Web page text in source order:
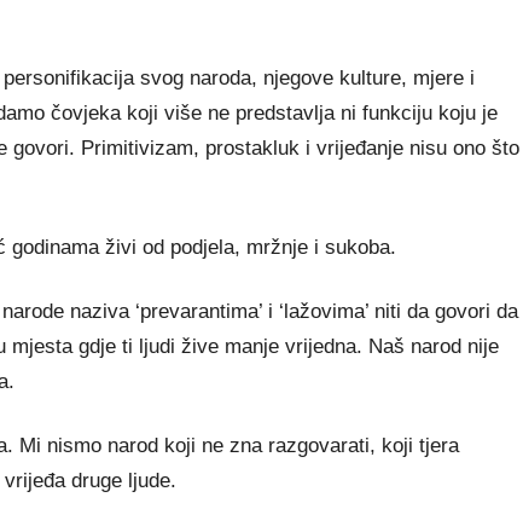
svog naroda, njegove kulture, mjere i
čovjeka koji više ne predstavlja ni funkciju koju je
govori. Primitivizam, prostakluk i vrijeđanje nisu ono što
godinama živi od podjela, mržnje i sukoba.
naziva ‘prevarantima’ i ‘lažovima’ niti da govori da
mjesta gdje ti ljudi žive manje vrijedna. Naš narod nije
Mi nismo narod koji ne zna razgovarati, koji tjera
druge ljude.